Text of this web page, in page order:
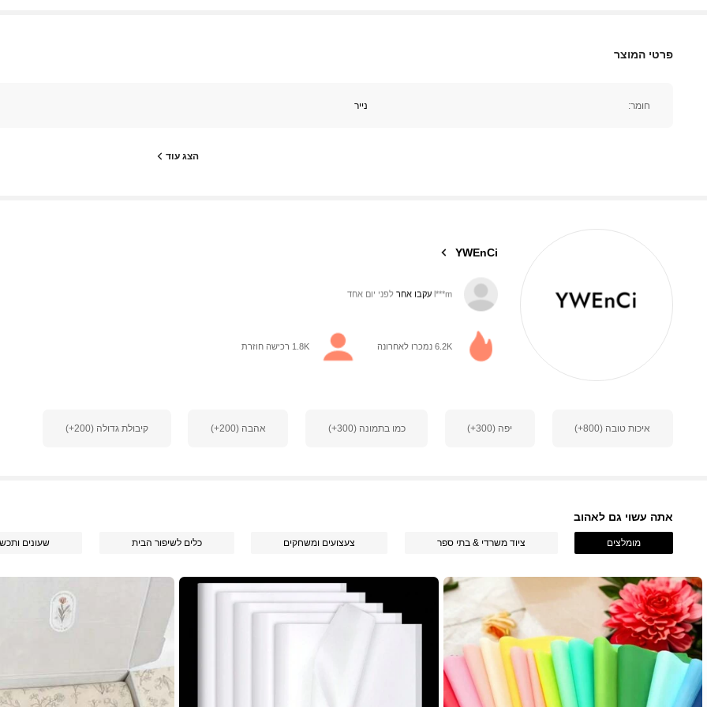
פרטי המוצר
חומר: נייר
הצג עוד
YWEnCi
4.90
4.90
810 עוקבים
6.2K נמכרו לאחרונה 1.8K רכישה חוזרת
איכות טובה (800+) יפה (300+) כמו בתמונה (300+) אהבה (200+) קיבולת גדולה (200+)
אתה עשוי גם לאהוב
מומלצים ציוד משרדי & בתי ספר צעצועים ומשחקים כלים לשיפור הבית שעונים